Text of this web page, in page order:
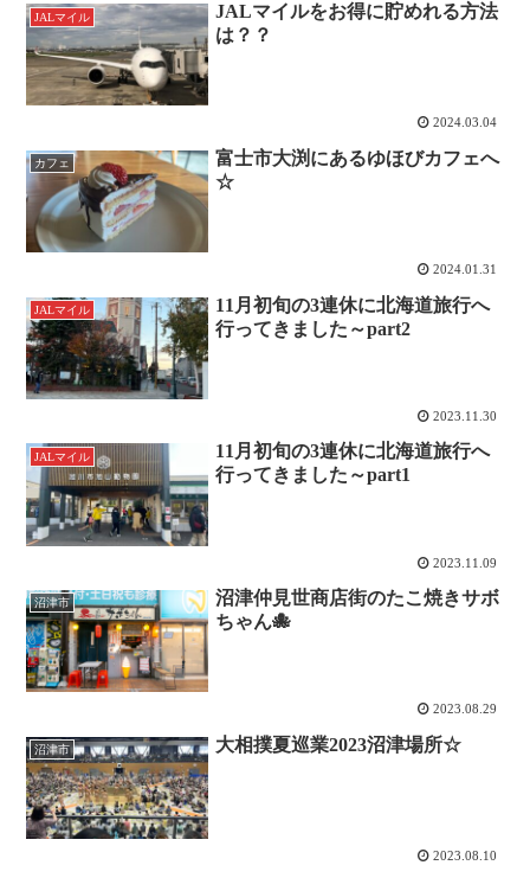
JALマイル
JALマイルをお得に貯めれる方法
は？？
2024.03.04
カフェ
富士市大渕にあるゆほびカフェへ
☆
2024.01.31
JALマイル
11月初旬の3連休に北海道旅行へ
行ってきました～part2
2023.11.30
JALマイル
11月初旬の3連休に北海道旅行へ
行ってきました～part1
2023.11.09
沼津市
沼津仲見世商店街のたこ焼きサボ
ちゃん🐙
2023.08.29
沼津市 大相撲夏巡業2023沼津場所☆
2023.08.10